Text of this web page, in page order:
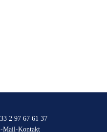
2 97 67 61 37
Mail-Kontakt